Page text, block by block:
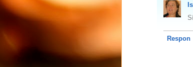
Respon